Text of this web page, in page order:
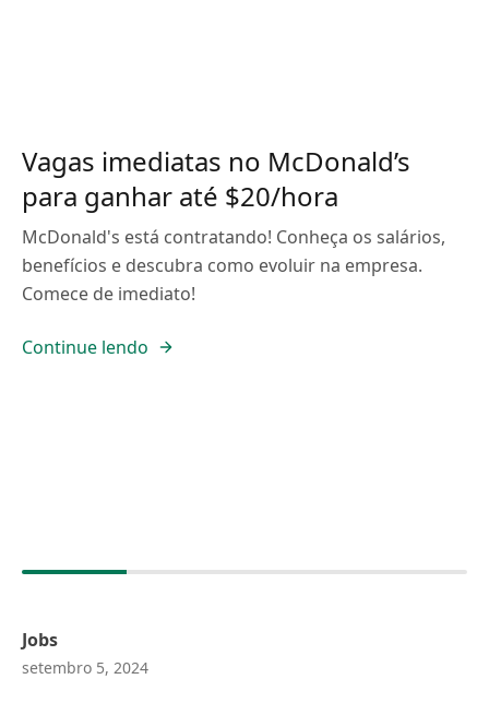
Vagas imediatas no McDonald’s
para ganhar até $20/hora
McDonald's está contratando! Conheça os salários,
benefícios e descubra como evoluir na empresa.
Comece de imediato!
Continue lendo
Jobs
setembro 5, 2024